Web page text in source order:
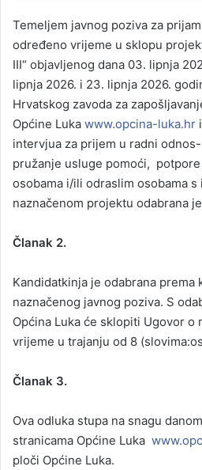
Temeljem javnog poziva za
određeno vrijeme u sklopu
III“ objavljenog dana 03. lipnja
lipnja 2026. i 23. lipnja 2026.
Hrvatskog zavoda za
Općine Luka www.opcina-luka.hr
intervjua za prijem u radni
pružanje usluge pomoći,
osobama i/ili odraslim osobama
naznačenom projektu odabrana
Članak 2.
Kandidatkinja je odabrana
naznačenog javnog poziva. S
Općina Luka će sklopiti Ugovor o
vrijeme u trajanju od 8
Članak 3.
Ova odluka stupa na snagu
stranicama Općine Luka
ploči Općine Luka.